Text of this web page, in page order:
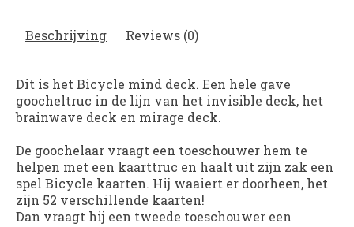
Beschrijving Reviews (0)
Dit is het Bicycle mind deck. Een hele gave
goocheltruc in de lijn van het invisible deck, het
brainwave deck en mirage deck.
De goochelaar vraagt een toeschouwer hem te
helpen met een kaarttruc en haalt uit zijn zak een
spel Bicycle kaarten. Hij waaiert er doorheen, het
zijn 52 verschillende kaarten!
Dan vraagt hij een tweede toeschouwer een